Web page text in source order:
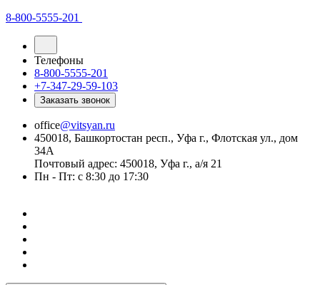
8-800-5555-201
Телефоны
8-800-5555-201
+7-347-29-59-103
Заказать звонок
office@vitsyan.ru
450018, Башкортостан респ., Уфа г., Флотская ул., дом
34А
Почтовый адрес: 450018, Уфа г., а/я 21
Пн - Пт: с 8:30 до 17:30